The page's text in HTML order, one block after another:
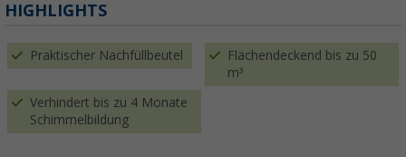
HIGHLIGHTS
Praktischer Nachfüllbeutel
Flächendeckend bis zu 50
m³
Verhindert bis zu 4 Monate
Schimmelbildung